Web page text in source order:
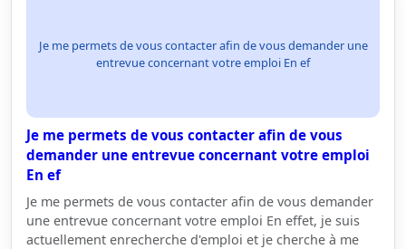
Je me permets de vous contacter afin de vous demander une
entrevue concernant votre emploi En ef
Je me permets de vous contacter afin de vous
demander une entrevue concernant votre emploi
En ef
Je me permets de vous contacter afin de vous demander
une entrevue concernant votre emploi En effet, je suis
actuellement enrecherche d'emploi et je cherche à me